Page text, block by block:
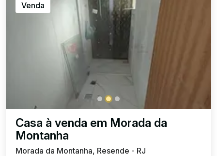
Venda
Casa à venda em Morada da
Montanha
Morada da Montanha, Resende - RJ